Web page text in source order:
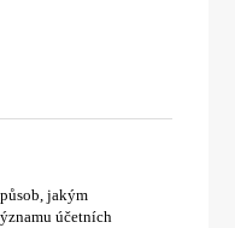
jakým
účetních